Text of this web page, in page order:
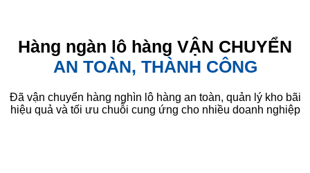
Hàng ngàn lô hàng VẬN CHUYỂN
AN TOÀN, THÀNH CÔNG
Đã vận chuyển hàng nghìn lô hàng an toàn, quản lý kho bãi
hiệu quả và tối ưu chuỗi cung ứng cho nhiều doanh nghiệp